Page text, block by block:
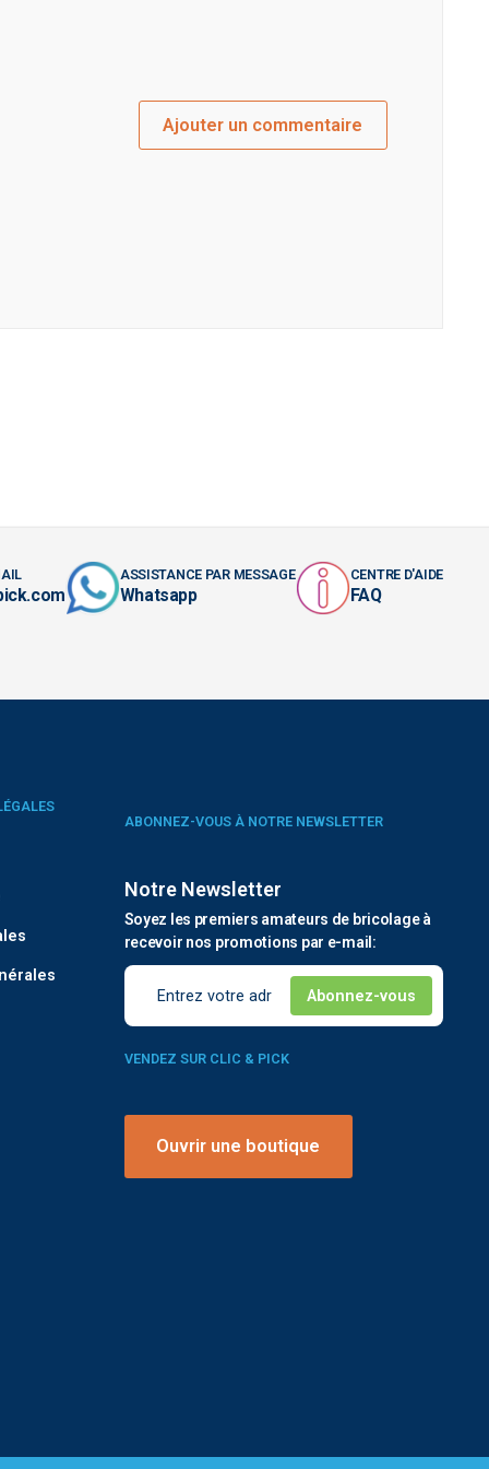
Ajouter un commentaire
ASSISTANCE PAR MESSAGE
Whatsapp
CENTRE D'AIDE
FAQ
ABONNEZ-VOUS À NOTRE NEWSLETTER
Notre Newsletter
Soyez les premiers amateurs de bricolage à
recevoir nos promotions par e-mail:
VENDEZ SUR CLIC & PICK
Ouvrir une boutique